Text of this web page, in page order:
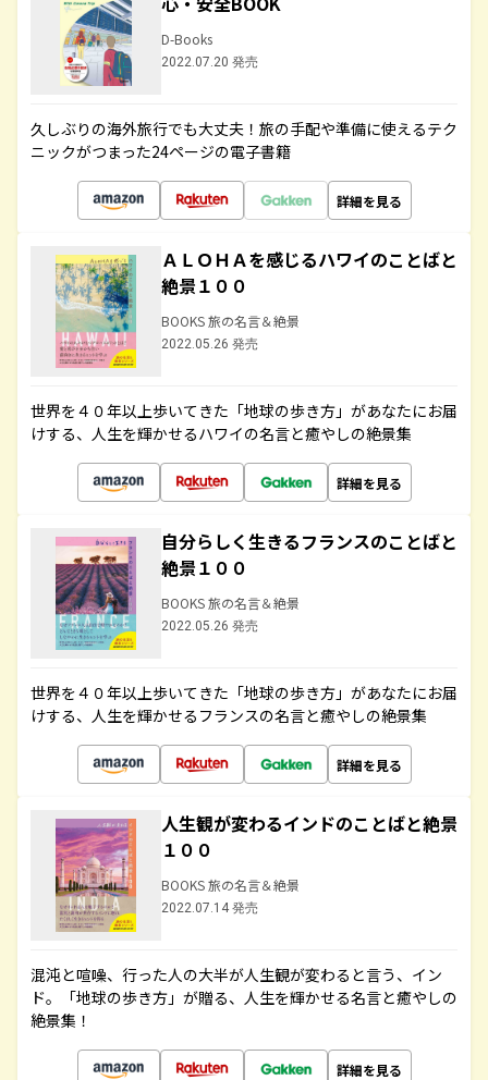
D-Books
2022.07.20 発売
久しぶりの海外旅行でも大丈夫！旅の手配や準備に使えるテク
ニックがつまった24ページの電子書籍
詳細を見る
ＡＬＯＨＡを感じるハワイのことばと
絶景１００
BOOKS 旅の名言＆絶景
2022.05.26 発売
世界を４０年以上歩いてきた「地球の歩き方」があなたにお届
けする、人生を輝かせるハワイの名言と癒やしの絶景集
詳細を見る
自分らしく生きるフランスのことばと
絶景１００
BOOKS 旅の名言＆絶景
2022.05.26 発売
世界を４０年以上歩いてきた「地球の歩き方」があなたにお届
けする、人生を輝かせるフランスの名言と癒やしの絶景集
詳細を見る
人生観が変わるインドのことばと絶景
１００
BOOKS 旅の名言＆絶景
2022.07.14 発売
混沌と喧噪、行った人の大半が人生観が変わると言う、イン
ド。「地球の歩き方」が贈る、人生を輝かせる名言と癒やしの
絶景集！
詳細を見る